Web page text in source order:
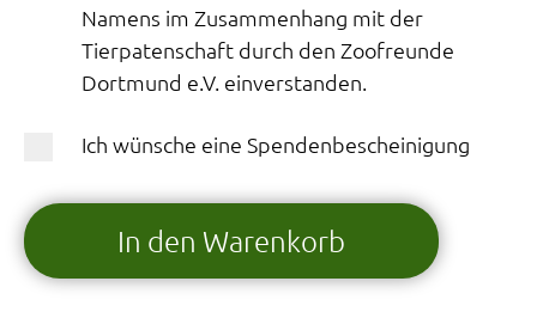
Namens im Zusammenhang mit der
Tierpatenschaft durch den Zoofreunde
Dortmund e.V. einverstanden.
Ich wünsche eine Spendenbescheinigung
In den Warenkorb